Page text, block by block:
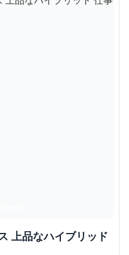
上品なハイブリッド